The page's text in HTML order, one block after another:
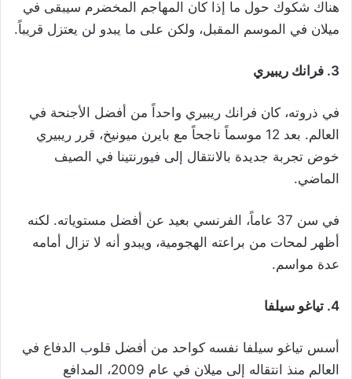
هناك شكوك حول ما إذا كان المهاجم المخضرم سيبقى في
ميلان في الموسم المقبل، ولكن على ما يبدو لن يعتزل قريباً.
3. فرانك ريبيري
في ذروته، كان فرانك ريبيري واحداً من أفضل الأجنحة في
العالم. بعد 12 موسماً ناجحاً مع بايرن ميونيخ، قرر ريبيري
خوض تجربة جديدة بالانتقال إلى فيورنتينا في الصيف
الماضي.
في سن 37 عاماً، الفرنسي بعيد عن أفضل مستوياته. لكنه
أظهر لمحات من براعته الهجومية، ويبدو أنه لا تزال أمامه
عدة مواسم.
4. تياغو سيلفا
أسس تياغو سيلفا نفسه كواحد من أفضل قلوب الدفاع في
العالم منذ انتقاله إلى ميلان في عام 2009، المدافع